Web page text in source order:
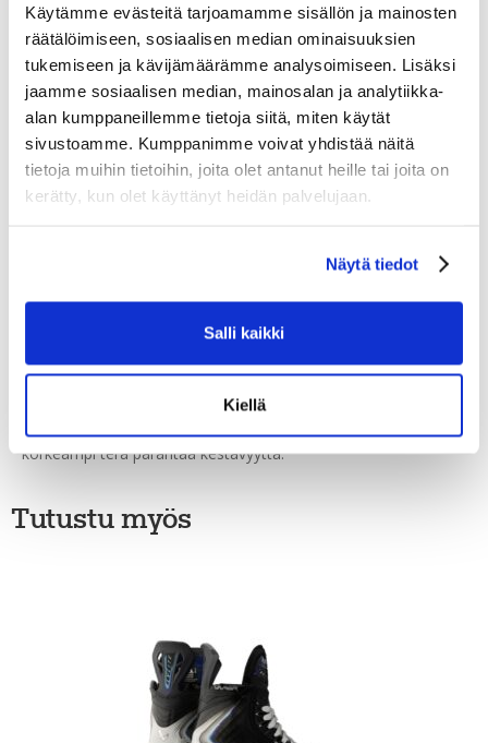
Käytämme evästeitä tarjoamamme sisällön ja mainosten
räätälöimiseen, sosiaalisen median ominaisuuksien
tukemiseen ja kävijämäärämme analysoimiseen. Lisäksi
jaamme sosiaalisen median, mainosalan ja analytiikka-
alan kumppaneillemme tietoja siitä, miten käytät
sivustoamme. Kumppanimme voivat yhdistää näitä
tietoja muihin tietoihin, joita olet antanut heille tai joita on
kerätty, kun olet käyttänyt heidän palvelujaan.
Näytä tiedot
Salli kaikki
Kiellä
Parannettu teräkulma: Uusi, etupainoinen teräkulma tarjoaa
luonnollisemman hyökkäysasennon, jonka ansiosta pelaajat
pääsevät nopeammin päkiöilleen ja luistelupotkuisa tulee
räjähtävämpiä.
ADPT Comfort -läppä: Muotoiltu ydin ja ADPT-memory foam
mukautuvat jalan muotoon, jolloin läppä istuu mukavasti ja
maksimoi samalla eteenpäin taivutuksen.
jalat kuivina ja kevyinä torjuen samalla hajuja ja bakteereja.
mahdollistaa terän vaihtamisen nopeasti.
STEP Steel -terät: Luistimen terät on valmistettu
korkealuokkaisesta teräksestä, ja niiden huoliteltu profiili ja
paksuus parantavat terävyyttä ja hallintaa. +4 mm tavallista
korkeampi terä parantaa kestävyyttä.
Tutustu myös